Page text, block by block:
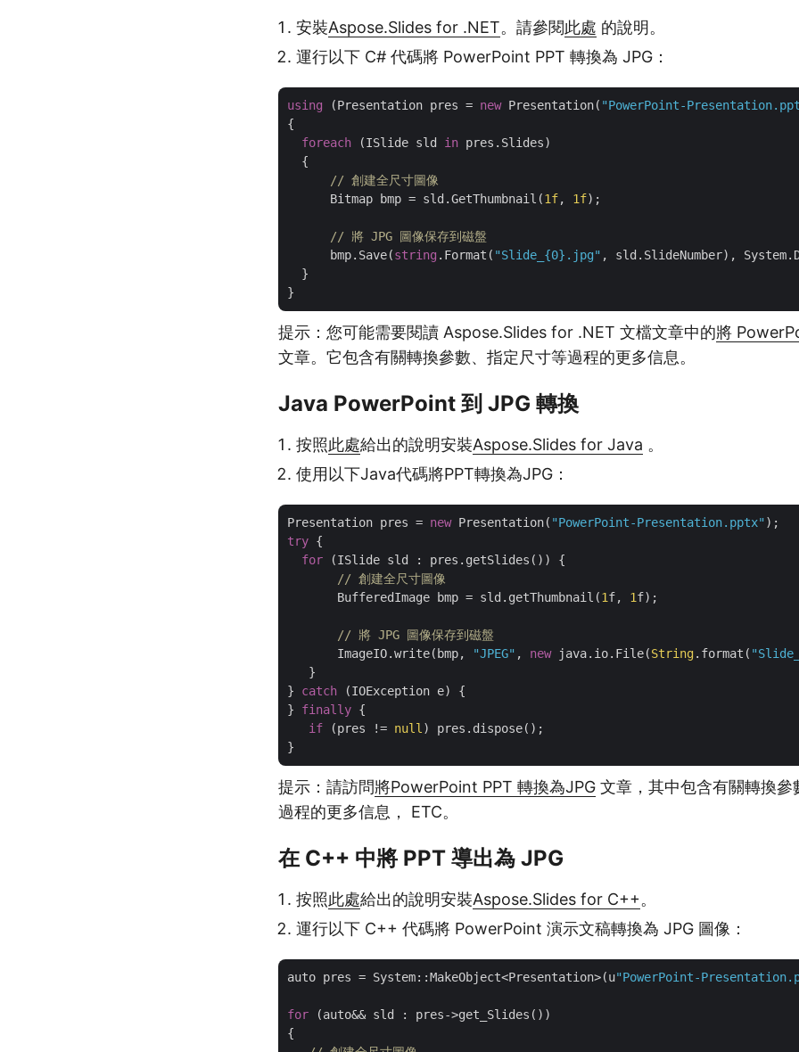
安裝Aspose.Slides for .NET。請參閱此處 的說明。
運行以下 C# 代碼將 PowerPoint PPT 轉換為 JPG：
using (Presentation pres = new Presentation( "PowerPoint-
{
foreach (ISlide sld in pres.Slides)
  {
// 創建全尺寸圖像
      Bitmap bmp = sld.GetThumbnail(
1f, 1f);
// 將 JPG 圖像保存到磁盤
      bmp.Save(
string .Format( "Slide_{0}.jpg" , sld.SlideNumber),
  }
提示：您可能需要閱讀 Aspose.Slides for .NET 文檔文章中的將
文章。它包含有關轉換參數、指定尺寸等過程的更多信息。
Java PowerPoint 到 JPG 轉換
按照此處給出的說明安裝Aspose.Slides for Java 。
使用以下Java代碼將PPT轉換為JPG：
Presentation pres = new Presentation( "PowerPoint-Presentation.pptx"
try {
for (ISlide sld : pres.getSlides()) {
// 創建全尺寸圖像
       BufferedImage bmp = sld.getThumbnail(
1f, 1f);
// 將 JPG 圖像保存到磁盤
       ImageIO.write(bmp,
"JPEG" , new java.io.File(String.format(
   }
} catch (IOException e) {
} finally {
if (pres != null ) pres.dispose();
提示：請訪問將PowerPoint PPT 轉換為JPG 文章，其中包含有關轉換參
過程的更多信息， ETC。
在 C++ 中將 PPT 導出為 JPG
按照此處給出的說明安裝Aspose.Slides for C++。
運行以下 C++ 代碼將 PowerPoint 演示文稿轉換為 JPG 圖像：
auto pres = System::MakeObject<Presentation>(u"PowerPoint-
for (auto&& sld : pres->get_Slides())
{